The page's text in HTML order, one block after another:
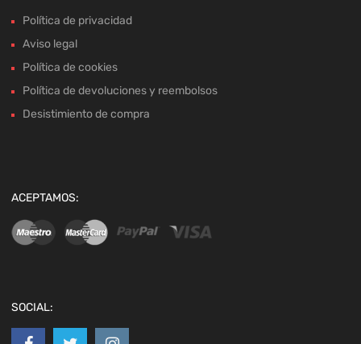
Política de privacidad
Aviso legal
Política de cookies
Política de devoluciones y reembolsos
Desistimiento de compra
ACEPTAMOS:
SOCIAL: